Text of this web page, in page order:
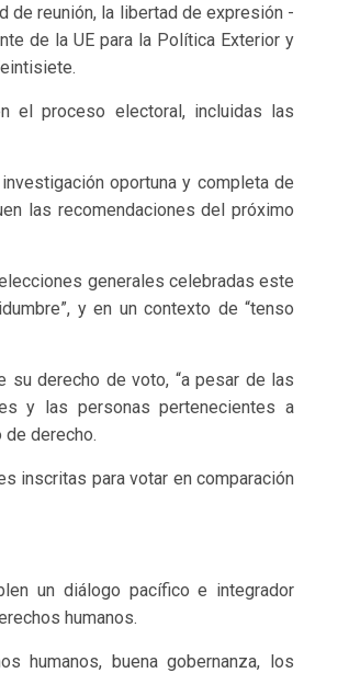
de reunión, la libertad de expresión -
de la UE para la Política Exterior y
el proceso electoral, incluidas las
oportuna y completa de
las recomendaciones del próximo
generales celebradas este
y en un contexto de “tenso
derecho de voto, “a pesar de las
y las personas pertenecientes a
derecho.
inscritas para votar en comparación
un diálogo pacífico e integrador
humanos.
humanos, buena gobernanza, los